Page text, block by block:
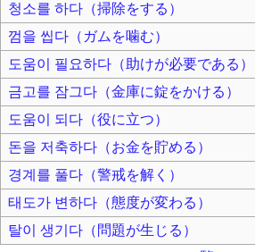
청소를 하다（掃除をする）
껌을 씹다（ガムを噛む）
도움이 필요하다（助けが必要である）
금고를 잠그다（金庫に錠をかける）
도움이 되다（役に立つ）
돈을 저축하다（お金を貯める）
경계를 풀다（警戒を解く）
태도가 변하다（態度が変わる）
탈이 생기다（問題が生じる）